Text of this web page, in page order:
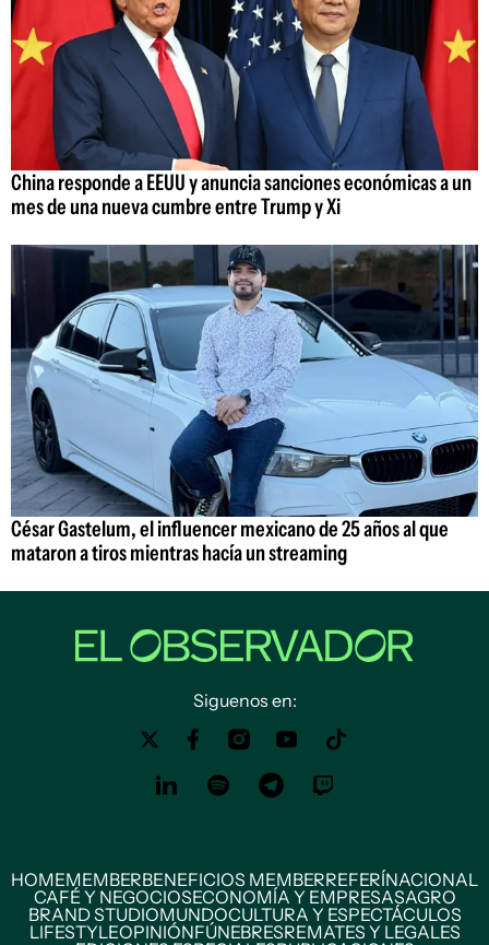
China responde a EEUU y anuncia sanciones económicas a un
mes de una nueva cumbre entre Trump y Xi
César Gastelum, el influencer mexicano de 25 años al que
mataron a tiros mientras hacía un streaming
Siguenos en:
HOMEMEMBERBENEFICIOS MEMBERREFERÍNACIONAL
CAFÉ Y NEGOCIOSECONOMÍA Y EMPRESASAGRO
BRAND STUDIOMUNDOCULTURA Y ESPECTÁCULOS
LIFESTYLEOPINIÓNFÚNEBRESREMATES Y LEGALES